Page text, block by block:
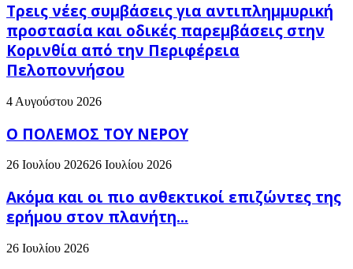
Τρεις νέες συμβάσεις για αντιπλημμυρική
προστασία και οδικές παρεμβάσεις στην
Κορινθία από την Περιφέρεια
Πελοποννήσου
4 Αυγούστου 2026
Ο ΠΟΛΕΜΟΣ ΤΟΥ ΝΕΡΟΥ
26 Ιουλίου 202626 Ιουλίου 2026
Ακόμα και οι πιο ανθεκτικοί επιζώντες της
ερήμου στον πλανήτη...
26 Ιουλίου 2026